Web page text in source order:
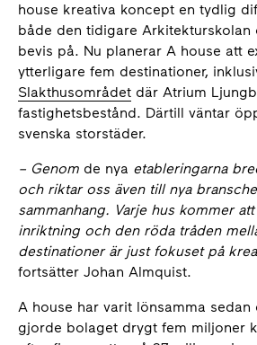
house kreativa koncept en tydlig
både den tidigare Arkitekturskolan
bevis på. Nu planerar A house att
ytterligare fem destinationer,
Slakthusområdet där Atrium
fastighetsbestånd. Därtill väntar
svenska storstäder.
– Genom de nya etableringarna
och riktar oss även till nya
sammanhang. Varje hus kommer
inriktning och den röda tråden
destinationer är just fokuset på
fortsätter Johan Almquist.
A house har varit lönsamma sedan
gjorde bolaget drygt fem miljoner